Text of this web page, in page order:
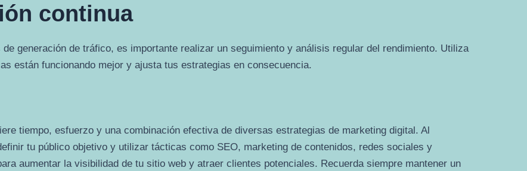
continua
generación de tráfico, es importante realizar un seguimiento y análisis regular del rendimiento. Utiliza
están funcionando mejor y ajusta tus estrategias en consecuencia.
tiempo, esfuerzo y una combinación efectiva de diversas estrategias de marketing digital. Al
tu público objetivo y utilizar tácticas como SEO, marketing de contenidos, redes sociales y
aumentar la visibilidad de tu sitio web y atraer clientes potenciales. Recuerda siempre mantener un